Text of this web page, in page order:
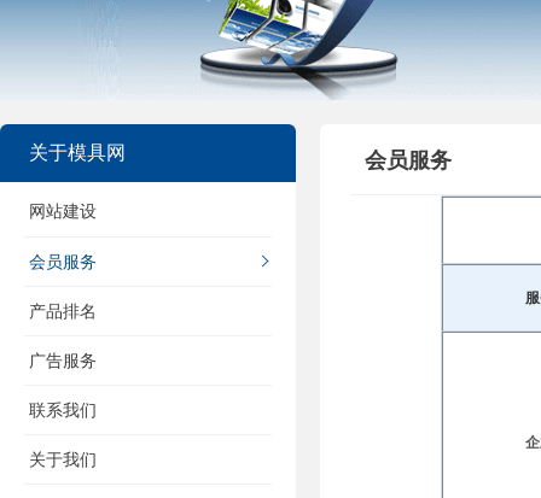
关于模具网
网站建设
会员服务
产品排名
广告服务
联系我们
关于我们
会员服务